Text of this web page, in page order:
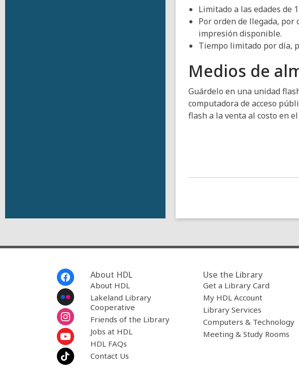
Limitado a las edades de
Por orden de llegada, por
impresión disponible.
Tiempo limitado por día,
Medios de
Guárdelo en una unidad
computadora de acceso
flash a la venta al costo en
About HDL
About HDL
Lakeland Library
Cooperative
Friends of the Library
Jobs at HDL
HDL FAQs
Contact Us
Use the Library
Get a Library Card
My HDL Account
Library Services
Computers & Technology
Meeting & Study Rooms